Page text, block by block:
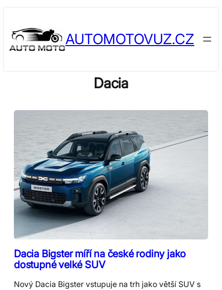
content
AUTOMOTOVUZ.CZ
Dacia
Dacia Bigster míří na české rodiny jako
dostupné velké SUV
Nový Dacia Bigster vstupuje na trh jako větší SUV s